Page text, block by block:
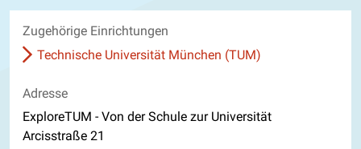
Zugehörige Einrichtungen
Technische Universität München (TUM)
Adresse
ExploreTUM - Von der Schule zur Universität
Arcisstraße 21